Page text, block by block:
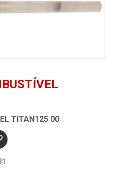
TITAN125 00